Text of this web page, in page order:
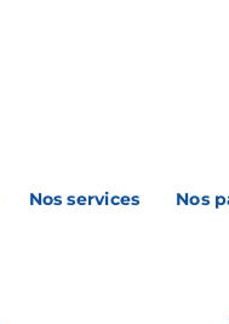
Nos services Nos